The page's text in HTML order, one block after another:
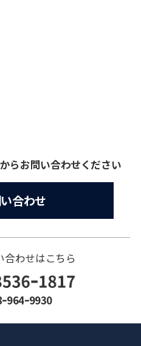
らお問い合わせください
合わせ
合わせはこちら
ｰ964ｰ9930